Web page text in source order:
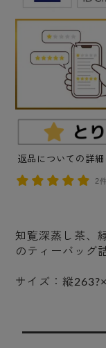
返品についての詳細
2件
知覧深蒸し茶、
のティーバッグ
サイズ：縦